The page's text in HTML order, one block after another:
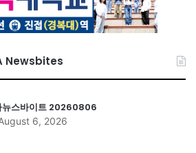
Newsbites
뉴스바이트 20260806
6, 2026